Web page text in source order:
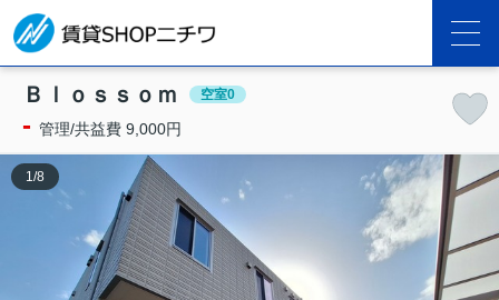
Ｂｌｏｓｓｏｍ 空室0
- 管理/共益費 9,000円
1 /8